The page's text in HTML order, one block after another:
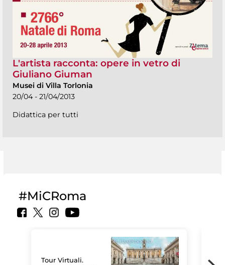
L'artista racconta: opere in vetro di
Giuliano Giuman
Musei di Villa Torlonia
20/04 - 21/04/2013
Didattica per tutti
#MiCRoma
Tour Virtuali.